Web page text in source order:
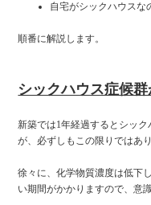
自宅がシックハウスな
順番に解説します。
シックハウス症候
新築では1年経過するとシッ
が、必ずしもこの限りではあり
徐々に、化学物質濃度は低下
い期間がかかりますので、意